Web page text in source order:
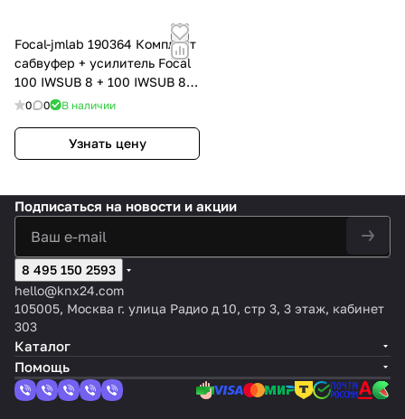
Focal-jmlab 190364 Комплект
сабвуфер + усилитель Focal
100 IWSUB 8 + 100 IWSUB 8
Amp, цвет: Чёрный
0 0 В наличии
Узнать цену
Подписаться на новости и акции
8 495 150 2593
hello@knx24.com
105005, Москва г. улица Радио д 10, стр 3, 3 этаж, кабинет
303
Каталог
Помощь